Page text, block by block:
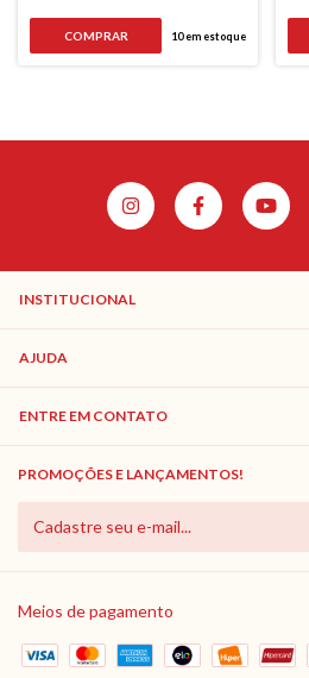
10em estoque
INSTITUCIONAL
AJUDA
ENTRE EM CONTATO
PROMOÇÕES E LANÇAMENTOS!
Meios de pagamento